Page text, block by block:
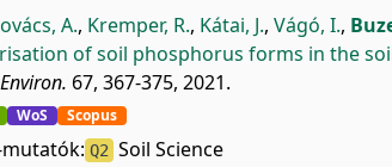
A., Kremper, R., Kátai, J., Vágó, I.,
of soil phosphorus forms in the
67, 367-375, 2021.
WoS Scopus
Q2 Soil Science